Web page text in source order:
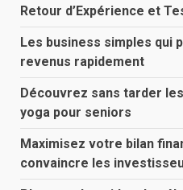
Retour d’Expérience et
Les business simples qui
revenus rapidement
Découvrez sans tarder
yoga pour seniors
Maximisez votre bilan
convaincre les